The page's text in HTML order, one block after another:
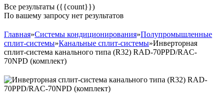
Все результаты ({{count}})
По вашему запросу нет результатов
Главная»Системы кондиционирования»Полупромышленные
сплит-системы»Канальные сплит-системы»Инверторная
сплит-система канального типа (R32) RAD-70PPD/RAC-
70NPD (комплект)